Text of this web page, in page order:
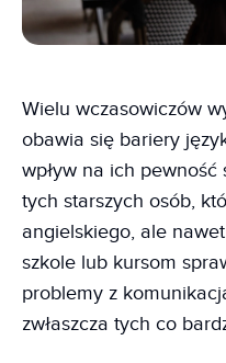
Wielu wczasowiczów
obawia się bariery
wpływ na ich pewność
tych starszych osób,
angielskiego, ale
szkole lub kursom
problemy z
zwłaszcza tych co